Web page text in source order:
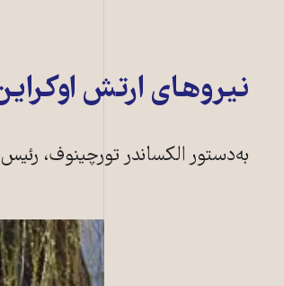
نیروهای ارتش
به‌دستور الکساندر تورچينوف،